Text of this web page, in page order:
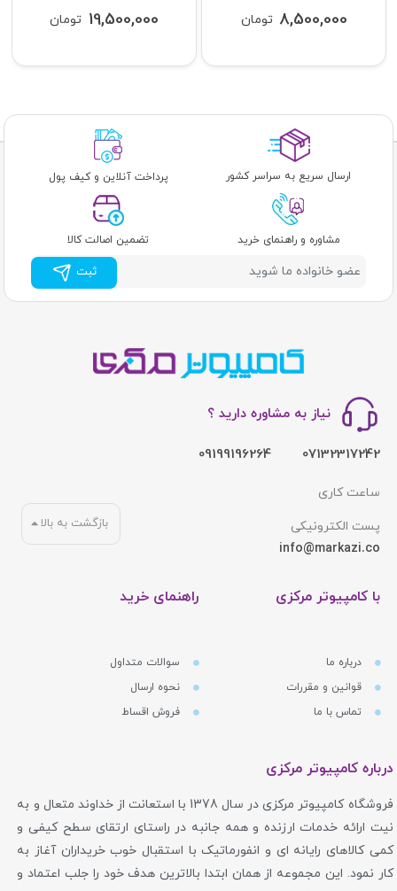
تومان 19,500,000 تومان 8,500,000
ارسال سریع به سراسر کشور پرداخت آنلاین و کیف پول
مشاوره و راهنمای خرید تضمین اصالت کالا
ثبت
نیاز به مشاوره دارید ؟
07132317242
09199196264
ساعت کاری
پست الکترونیکی
info@markazi.co
با کامپیوتر مرکزی
درباره ما
قوانین و مقررات
تماس با ما
راهنمای خرید
سوالات متداول
نحوه ارسال
فروش اقساط
بازگشت به بالا
درباره کامپیوتر مرکزی
فروشگاه کامپیوتر مرکزی در سال 1378 با استعانت از خداوند متعال و به
نیت ارائه خدمات ارزنده و همه جانبه در راستای ارتقای سطح کیفی و
کمی کالاهای رایانه ای و انفورماتیک با استقبال خوب خریداران آغاز به
کار نمود. این مجموعه از همان ابتدا بالاترین هدف خود را جلب اعتماد و